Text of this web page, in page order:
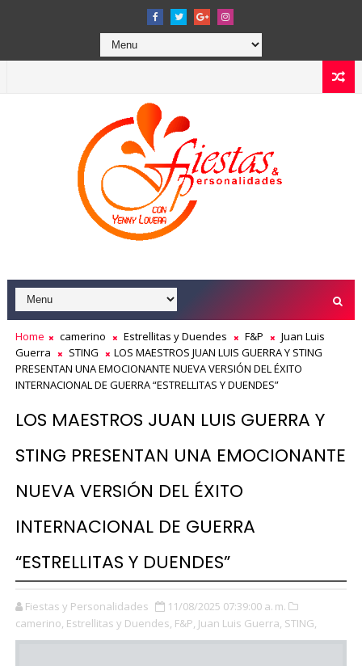
Home camerino Estrellitas y Duendes F&P
Juan Luis
Guerra
STING
LOS MAESTROS JUAN LUIS GUERRA Y STING
PRESENTAN UNA EMOCIONANTE NUEVA VERSIÓN DEL ÉXITO
INTERNACIONAL DE GUERRA “ESTRELLITAS Y DUENDES”
LOS MAESTROS JUAN LUIS GUERRA Y
STING PRESENTAN UNA EMOCIONANTE
NUEVA VERSIÓN DEL ÉXITO
INTERNACIONAL DE GUERRA
“ESTRELLITAS Y DUENDES”
Fiestas y Personalidades
11/08/2025 07:39:00 a. m.
camerino, Estrellitas y Duendes, F&P, Juan Luis Guerra, STING,